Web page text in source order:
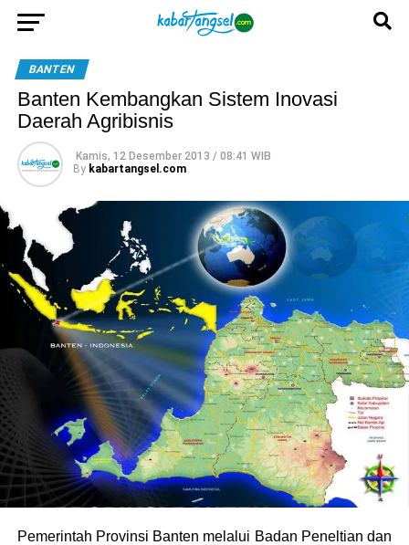
BANTEN
Banten Kembangkan Sistem Inovasi
Daerah Agribisnis
Kamis, 12 Desember 2013 / 08:41 WIB
By kabartangsel.com
Pemerintah Provinsi Banten melalui Badan Peneltian dan